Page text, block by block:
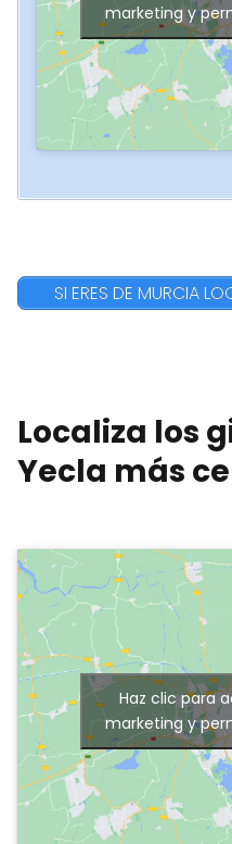
marketing y
SI ERES DE MURCIA
Localiza los
Yecla más
Haz clic para
marketing y